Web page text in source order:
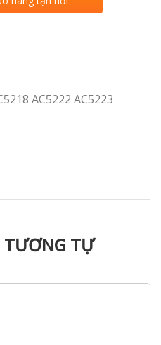
AC5222 AC5223
TƯƠNG TỰ